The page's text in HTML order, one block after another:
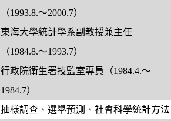
（1993.8.～2000.7）
東海大學統計學系副教授兼主任
（1984.8.～1993.7）
行政院衛生署技監室專員
（1984.4.～
1984.7）
抽樣調查、選舉預測、社會科學統計方法